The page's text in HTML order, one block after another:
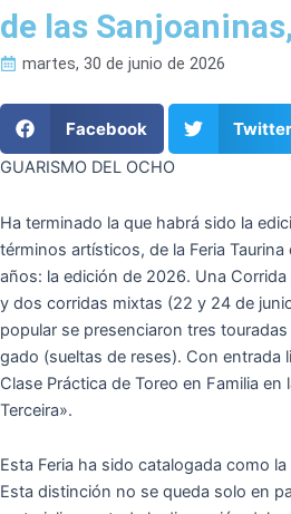
de las
martes, 30 de junio de 2026
Facebook Twitter
GUARISMO DEL OCHO
Ha terminado la que habrá sido la
términos artísticos, de la Feria
años: la edición de 2026. Una Corrida
y dos corridas mixtas (22 y 24 de
popular se presenciaron tres
gado (sueltas de reses). Con entrada
Clase Práctica de Toreo en Familia en
Terceira».
Esta Feria ha sido catalogada como
Esta distinción no se queda solo en